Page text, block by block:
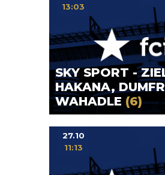
SKY SPORT -
HAKANA,
WAHADLE (6)
13:03
27.10
11:13